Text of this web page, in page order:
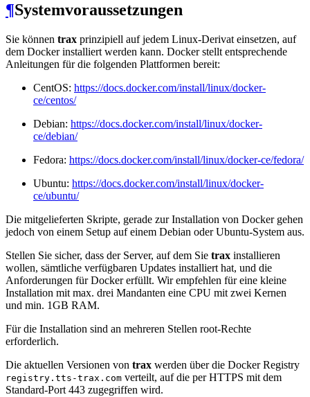
¶Systemvoraussetzungen
Sie können trax prinzipiell auf jedem Linux-Derivat einsetzen, auf
dem Docker installiert werden kann. Docker stellt entsprechende
Anleitungen für die folgenden Plattformen bereit:
CentOS: https://docs.docker.com/install/linux/docker-
ce/centos/
Debian: https://docs.docker.com/install/linux/docker-
ce/debian/
Fedora: https://docs.docker.com/install/linux/docker-ce/fedora/
Ubuntu: https://docs.docker.com/install/linux/docker-
ce/ubuntu/
Die mitgelieferten Skripte, gerade zur Installation von Docker gehen
jedoch von einem Setup auf einem Debian oder Ubuntu-System aus.
Stellen Sie sicher, dass der Server, auf dem Sie trax installieren
wollen, sämtliche verfügbaren Updates installiert hat, und die
Anforderungen für Docker erfüllt. Wir empfehlen für eine kleine
Installation mit max. drei Mandanten eine CPU mit zwei Kernen
und min. 1GB RAM.
Für die Installation sind an mehreren Stellen root-Rechte
erforderlich.
Die aktuellen Versionen von trax werden über die Docker Registry
registry.tts-trax.com verteilt, auf die per HTTPS mit dem
Standard-Port 443 zugegriffen wird.